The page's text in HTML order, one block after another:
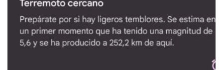
mediante su cuenta de Twitter, donde admitió que la
traicionaron los nervios ante la audiencia del estadio
Alfredo Harp Helú.